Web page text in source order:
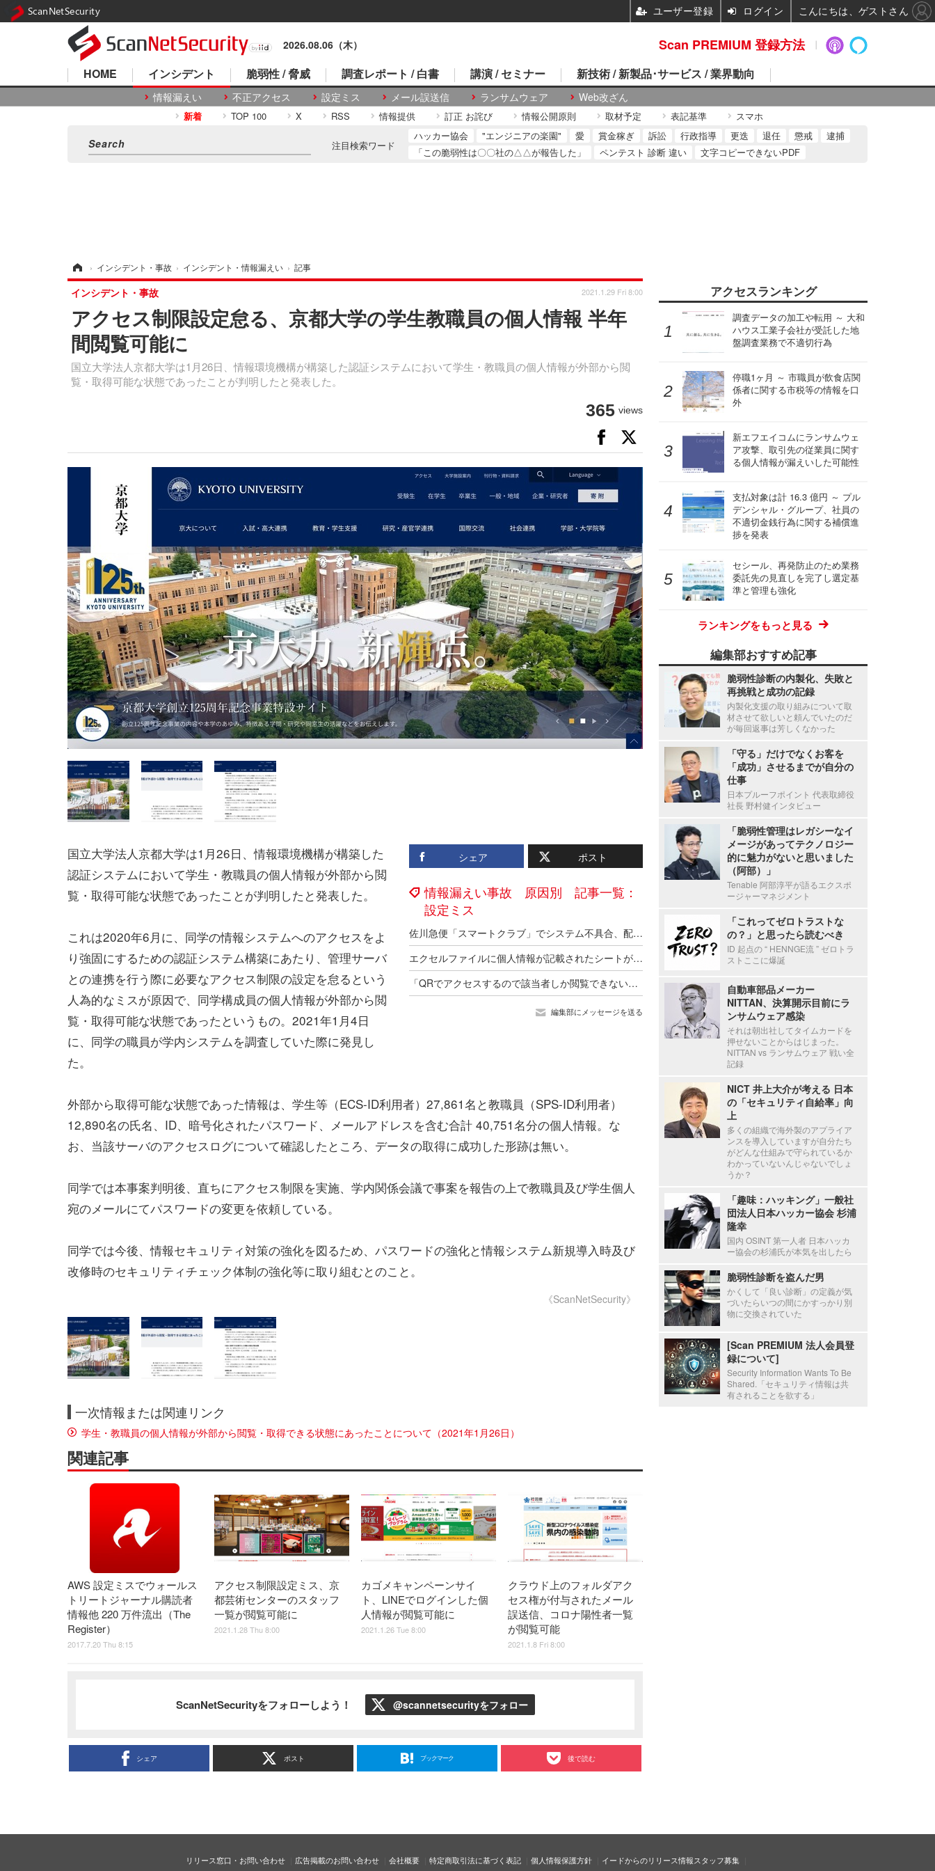
2026.08.06（木）
HOME インシデント
情報漏えい 不正アクセス 設定ミス メール誤送信 ランサムウェア Web改ざん
脆弱性 / 脅威 調査レポート / 白書 講演 / セミナー 新技術 / 新製品･サービス / 業界動向
新着 TOP 100 X RSS 情報提供 訂正 お詫び 情報公開原則 取材予定 表記基準 スマホ
注目検索ワード
ハッカー協会 "エンジニアの楽園" 愛 賞金稼ぎ 訴訟 行政指導 更迭 退任 懲戒
逮捕
「この脆弱性は〇〇社の△△が報告した」
ペンテスト 診断 違い 文字コピーできないPDF
› インシデント・事故 › インシデント・情報漏えい › 記事
アクセス制限設定怠る、京都大学の学生教職員の個人情報 半年
間閲覧可能に
国立大学法人京都大学は1月26日、情報環境機構が構築した認証システムにおいて学生・教職員の個人情報が外部から閲
覧・取得可能な状態であったことが判明したと発表した。
インシデント・事故 2021.1.29 Fri 8:00
365 views
シェア ポスト
情報漏えい事故 原因別 記事一覧：
設定ミス
佐川急便「スマートクラブ」でシステム不具合、配達予定通知メールの一部で本来と異なる顧客情報を表示
エクセルファイルに個人情報が記載されたシートがあることに気づかず公開
「QRでアクセスするので該当者しか閲覧できない」と思い込み ～ マラソンのボランティアの個人情報閲覧可能に
編集部にメッセージを送る
国立大学法人京都大学は1月26日、情報環境機構が構築した
認証システムにおいて学生・教職員の個人情報が外部から閲
覧・取得可能な状態であったことが判明したと発表した。
これは2020年6月に、同学の情報システムへのアクセスをよ
り強固にするための認証システム構築にあたり、管理サーバ
との連携を行う際に必要なアクセス制限の設定を怠るという
人為的なミスが原因で、同学構成員の個人情報が外部から閲
覧・取得可能な状態であったというもの。2021年1月4日
に、同学の職員が学内システムを調査していた際に発見し
た。
外部から取得可能な状態であった情報は、学生等（ECS-ID利用者）27,861名と教職員（SPS-ID利用者）
12,890名の氏名、ID、暗号化されたパスワード、メールアドレスを含む合計 40,751名分の個人情報。な
お、当該サーバのアクセスログについて確認したところ、データの取得に成功した形跡は無い。
同学では本事案判明後、直ちにアクセス制限を実施、学内関係会議で事案を報告の上で教職員及び学生個人
宛のメールにてパスワードの変更を依頼している。
同学では今後、情報セキュリティ対策の強化を図るため、パスワードの強化と情報システム新規導入時及び
改修時のセキュリティチェック体制の強化等に取り組むとのこと。
《ScanNetSecurity》
一次情報または関連リンク
学生・教職員の個人情報が外部から閲覧・取得できる状態にあったことについて（2021年1月26日）
関連記事
AWS 設定ミスでウォールス
トリートジャーナル購読者
情報他 220 万件流出（The
Register）
2017.7.20 Thu 8:15
アクセス制限設定ミス、京
都芸術センターのスタッフ
一覧が閲覧可能に
2021.1.28 Thu 8:00
カゴメキャンペーンサイ
ト、LINEでログインした個
人情報が閲覧可能に
2021.1.26 Tue 8:00
クラウド上のフォルダアク
セス権が付与されたメール
誤送信、コロナ陽性者一覧
が閲覧可能
2021.1.8 Fri 8:00
ScanNetSecurityをフォローしよう！ @scannetsecurityをフォロー
シェア ポスト ブックマーク 後で読む
アクセスランキング
調査データの加工や転用 ～ 大和
ハウス工業子会社が受託した地
盤調査業務で不適切行為
停職1ヶ月 ～ 市職員が飲食店関
係者に関する市税等の情報を口
外
新エフエイコムにランサムウェ
ア攻撃、取引先の従業員に関す
る個人情報が漏えいした可能性
支払対象は計 16.3 億円 ～ プル
デンシャル・グループ、社員の
不適切金銭行為に関する補償進
捗を発表
セシール、再発防止のため業務
委託先の見直しを完了し選定基
準と管理も強化
ランキングをもっと見る
編集部おすすめ記事
脆弱性診断の内製化、失敗と
再挑戦と成功の記録
内製化支援の取り組みについて取
材させて欲しいと頼んでいたのだ
が毎回返事は芳しくなかった
「守る」だけでなくお客を
「成功」させるまでが自分の
仕事
日本プルーフポイント 代表取締役
社長 野村健インタビュー
「脆弱性管理はレガシーなイ
メージがあってテクノロジー
的に魅力がないと思いました
（阿部）」
Tenable 阿部淳平が語るエクスポ
ージャーマネジメント
「これってゼロトラストな
の？」と思ったら読むべき
ID 起点の “ HENNGE流 ” ゼロトラ
ストここに爆誕
自動車部品メーカー
NITTAN、決算開示目前にラ
ンサムウェア感染
それは朝出社してタイムカードを
押せないことからはじまった。
NITTAN vs ランサムウェア 戦い全
記録
NICT 井上大介が考える 日本
の「セキュリティ自給率」向
上
多くの組織で海外製のアプライア
ンスを導入していますが自分たち
がどんな仕組みで守られているか
わかっていないんじゃないでしょ
うか？
「趣味：ハッキング」一般社
団法人日本ハッカー協会 杉浦
隆幸
国内 OSINT 第一人者 日本ハッカ
ー協会の杉浦氏が本気を出したら
脆弱性診断を盗んだ男
かくして「良い診断」の定義が気
づいたらいつの間にかすっかり別
物に交換されていた
[Scan PREMIUM 法人会員登
録について]
Security Information Wants To Be
Shared.「セキュリティ情報は共
有されることを欲する」
リリース窓口・お問い合わせ 広告掲載のお問い合わせ 会社概要 特定商取引法に基づく表記 個人情報保護方針 イードからのリリース情報スタッフ募集
Scan PREMIUM 登録方法
ScanNetSecurity ユーザー登録 ログイン こんにちは、ゲストさん